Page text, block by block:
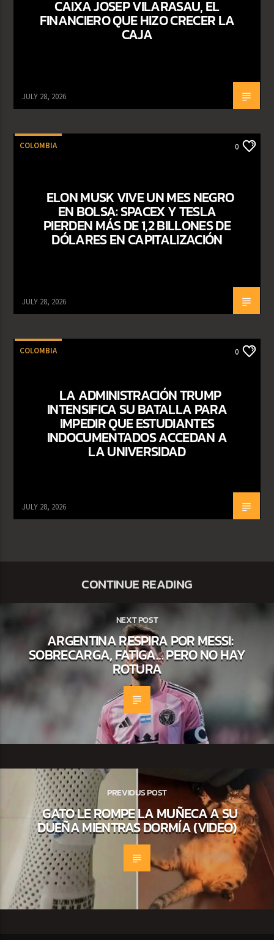
CAIXA JOSEP VILARASAU, EL
FINANCIERO QUE HIZO CRECER LA
CAJA
JULY 28, 2026
COLOMBIA 0
ELON MUSK VIVE UN MES NEGRO
EN BOLSA: SPACEX Y TESLA
PIERDEN MÁS DE 1,2 BILLONES DE
DÓLARES EN CAPITALIZACIÓN
JULY 28, 2026
COLOMBIA 0
LA ADMINISTRACIÓN TRUMP
INTENSIFICA SU BATALLA PARA
IMPEDIR QUE ESTUDIANTES
INDOCUMENTADOS ACCEDAN A
LA UNIVERSIDAD
JULY 28, 2026
CONTINUE READING
NEXT POST
ARGENTINA RESPIRA POR MESSI:
SOBRECARGA, FATIGA… PERO NO HAY
ROTURA
PREVIOUS POST
GATO LE ROMPE LA MUÑECA A SU
DUEÑA MIENTRAS DORMÍA (VIDEO)